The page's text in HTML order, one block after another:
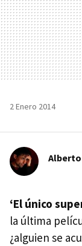
2 Enero 2014
Alberto
‘El único
la última
¿alguien se